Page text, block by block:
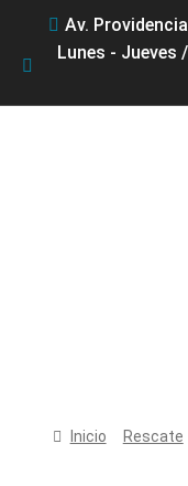
Av.
Lunes - Jueves
Inicio Rescate